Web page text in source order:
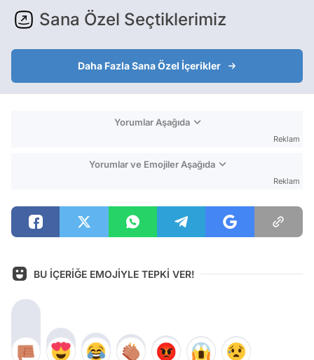
Sana Özel Seçtiklerimiz
Daha Fazla Sana Özel İçerikler
Yorumlar Aşağıda
Reklam
Yorumlar ve Emojiler Aşağıda
Reklam
BU İÇERİĞE EMOJİYLE TEPKİ VER!